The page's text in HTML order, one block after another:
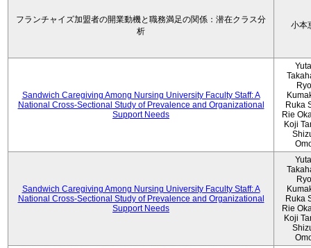
フランチャイズ加盟者の開業動機と職務満足の関係：潜在クラス分
析
小本
Sandwich Caregiving Among Nursing University Faculty Staff: A
National Cross-Sectional Study of Prevalence and Organizational
Support Needs
Ruka
Rie
Koji
Sandwich Caregiving Among Nursing University Faculty Staff: A
National Cross-Sectional Study of Prevalence and Organizational
Support Needs
Ruka
Rie
Koji